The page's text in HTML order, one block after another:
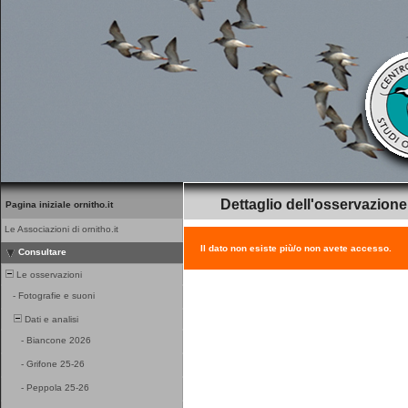
Pagina iniziale ornitho.it
Le Associazioni di ornitho.it
Consultare
Le osservazioni
- Fotografie e suoni
Dati e analisi
- Biancone 2026
- Grifone 25-26
- Peppola 25-26
Dettaglio dell'osservazione
Il dato non esiste più/o non avete accesso.